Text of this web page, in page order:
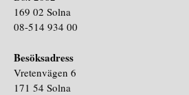
169 02 Solna
08-514 934 00
Besöksadress
Vretenvägen 6
171 54 Solna